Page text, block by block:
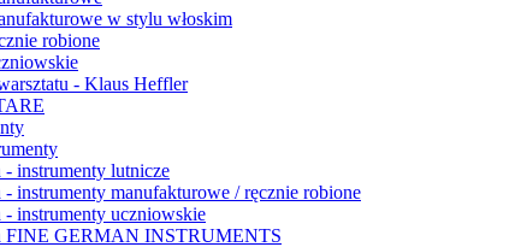
w stylu włoskim
robione
- Klaus Heffler
- instrumenty lutnicze
- instrumenty manufakturowe / ręcznie robione
- instrumenty uczniowskie
FINE GERMAN INSTRUMENTS